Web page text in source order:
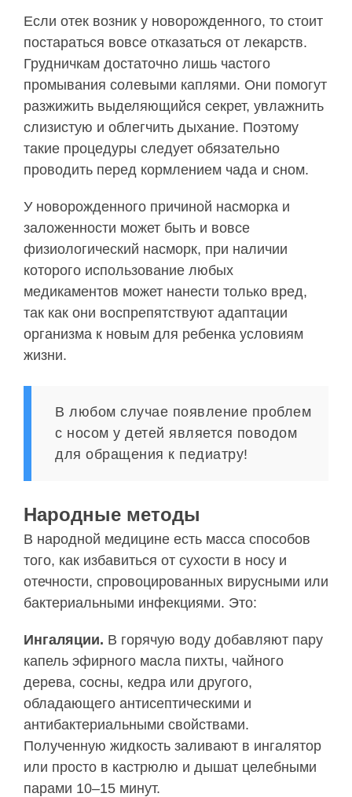
Если отек возник у новорожденного, то стоит
постараться вовсе отказаться от лекарств.
Грудничкам достаточно лишь частого
промывания солевыми каплями. Они помогут
разжижить выделяющийся секрет, увлажнить
слизистую и облегчить дыхание. Поэтому
такие процедуры следует обязательно
проводить перед кормлением чада и сном.
У новорожденного причиной насморка и
заложенности может быть и вовсе
физиологический насморк, при наличии
которого использование любых
медикаментов может нанести только вред,
так как они воспрепятствуют адаптации
организма к новым для ребенка условиям
жизни.
В любом случае появление проблем
с носом у детей является поводом
для обращения к педиатру!
Народные методы
В народной медицине есть масса способов
того, как избавиться от сухости в носу и
отечности, спровоцированных вирусными или
бактериальными инфекциями. Это:
Ингаляции. В горячую воду добавляют пару
капель эфирного масла пихты, чайного
дерева, сосны, кедра или другого,
обладающего антисептическими и
антибактериальными свойствами.
Полученную жидкость заливают в ингалятор
или просто в кастрюлю и дышат целебными
парами 10–15 минут.